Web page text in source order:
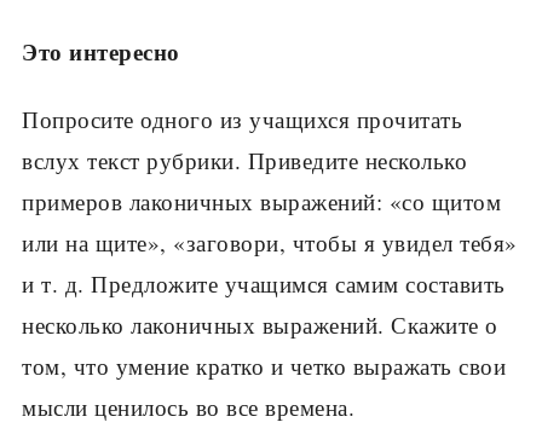
Это интересно
Попросите одного из учащихся прочитать
вслух текст рубрики. Приведите несколько
примеров ла­коничных выражений: «со щитом
или на щите», «заговори, чтобы я увидел тебя»
и т. д. Предложите учащимся самим составить
несколько лаконичных выражений. Скажите о
том, что умение кратко и чет­ко выражать свои
мысли ценилось во все времена.